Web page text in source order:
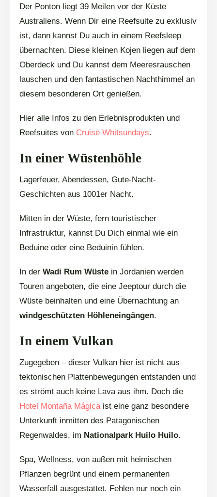
Der Ponton liegt 39 Meilen vor der Küste
Australiens. Wenn Dir eine Reefsuite zu exklusiv
ist, dann kannst Du auch in einem Reefsleep
übernachten. Diese kleinen Kojen liegen auf dem
Oberdeck und Du kannst dem Meeresrauschen
lauschen und den fantastischen Nachthimmel an
diesem besonderen Ort genießen.
Hier alle Infos zu den Erlebnisprodukten und
Reefsuites von Cruise Whitsundays.
In einer Wüstenhöhle
Lagerfeuer, Abendessen, Gute-Nacht-
Geschichten aus 1001er Nacht.
Mitten in der Wüste, fern touristischer
Infrastruktur, kannst Du Dich einmal wie ein
Beduine oder eine Beduinin fühlen.
In der Wadi Rum Wüste in Jordanien werden
Touren angeboten, die eine Jeeptour durch die
Wüste beinhalten und eine Übernachtung an
windgeschützten Höhleneingängen.
In einem Vulkan
Zugegeben – dieser Vulkan hier ist nicht aus
tektonischen Plattenbewegungen entstanden und
es strömt auch keine Lava aus ihm. Doch die
Hotel Montaña Mágica ist eine ganz besondere
Unterkunft inmitten des Patagonischen
Regenwaldes, im Nationalpark Huilo Huilo.
Spa, Wellness, von außen mit heimischen
Pflanzen begrünt und einem permanenten
Wasserfall ausgestattet. Fehlen nur noch ein